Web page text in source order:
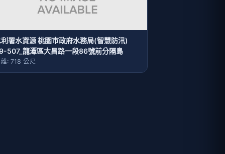
署水資源 桃園巿政府水務局(智慧防汛)
507_龍潭區大昌路一段86號前分隔島
: 718 公尺